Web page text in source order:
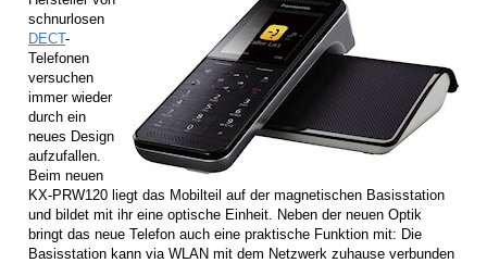
schnurlosen
DECT-
Telefonen
versuchen
immer wieder
durch ein
neues Design
aufzufallen.
Beim neuen
KX-PRW120 liegt das Mobilteil auf der magnetischen Basisstation
und bildet mit ihr eine optische Einheit. Neben der neuen Optik
bringt das neue Telefon auch eine praktische Funktion mit: Die
Basisstation kann via WLAN mit dem Netzwerk zuhause verbunden